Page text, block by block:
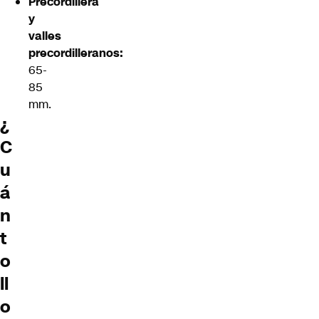
y
valles
precordilleranos:
65-
85
mm.
¿
C
u
á
n
t
o
ll
o